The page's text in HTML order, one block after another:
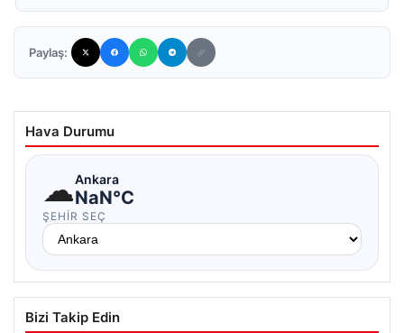
Paylaş:
Hava Durumu
☁Ankara
NaN°C
ŞEHIR SEÇ
Bizi Takip Edin